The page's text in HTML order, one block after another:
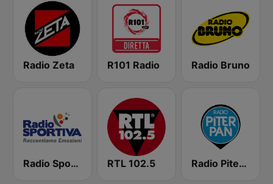
Radio Zeta R101 Radio Radio Bruno
Radio Sportiva RTL 102.5 Radio Piterpan